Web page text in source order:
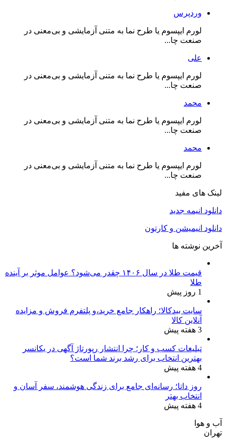
وردپرس
لورم ایپسوم یا طرح‌ نما به متنی آزمایشی و بی‌معنی در
صنعت چا...
علی
لورم ایپسوم یا طرح‌ نما به متنی آزمایشی و بی‌معنی در
صنعت چا...
محمد
لورم ایپسوم یا طرح‌ نما به متنی آزمایشی و بی‌معنی در
صنعت چا...
محمد
لورم ایپسوم یا طرح‌ نما به متنی آزمایشی و بی‌معنی در
صنعت چا...
لینک های مفید
دانلود انیمه جدید
دانلود انیمیشن و کارتون
آخرین نوشته ها
قیمت طلا در سال ۱۴۰۶ چقدر می‌شود؟ عوامل موثر بر آینده
طلا
1 روز پیش
سایت بیدکالا؛ راهکار جامع خرید،و پلتفرم فروش و مزایده
آنلاین کالا
3 هفته پیش
تبلیغات کسب و کار؛ چرا انتشار رپورتاژ آگهی در یکانسر
بهترین انتخاب برای رشد برند شما است؟
4 هفته پیش
روز داتا؛ رسانه‌ای جامع برای زندگی هوشمند، سفر آسان و
انتخاب بهتر
4 هفته پیش
آب و هوا
تهران